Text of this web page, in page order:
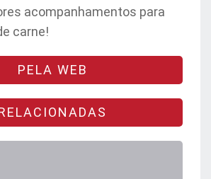
acompanhamentos para
carne!
PELA WEB